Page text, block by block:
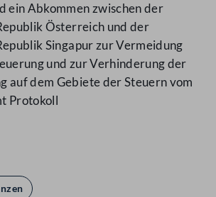
ein Abkommen zwischen der
Österreich und der
Singapur zur Vermeidung
und zur Verhinderung der
auf dem Gebiete der Steuern vom
Protokoll